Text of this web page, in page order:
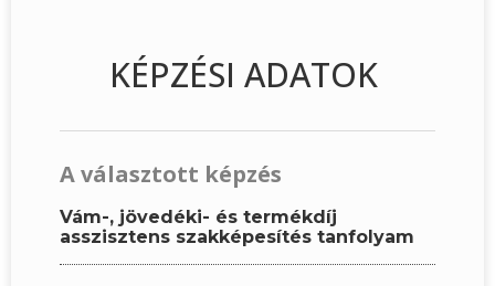
KÉPZÉSI ADATOK
A választott képzés
Vám-, jövedéki- és termékdíj
asszisztens szakképesítés tanfolyam